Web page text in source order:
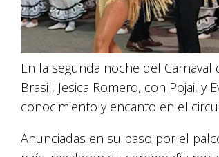
En la segunda noche del
Brasil, Jesica Romero, con Pojai, y
conocimiento y encanto en el
Anunciadas en su paso por el